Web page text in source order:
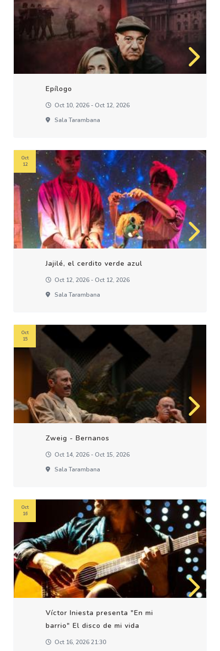
Epílogo
Oct 10, 2026 - Oct 12, 2026
Sala Tarambana
Jajilé, el cerdito verde azul
Oct 12, 2026 - Oct 12, 2026
Sala Tarambana
Oct
12
Zweig - Bernanos
Oct 14, 2026 - Oct 15, 2026
Sala Tarambana
Oct
15
Víctor Iniesta presenta "En mi
barrio" El disco de mi vida
Oct 16, 2026 21:30
Oct
16